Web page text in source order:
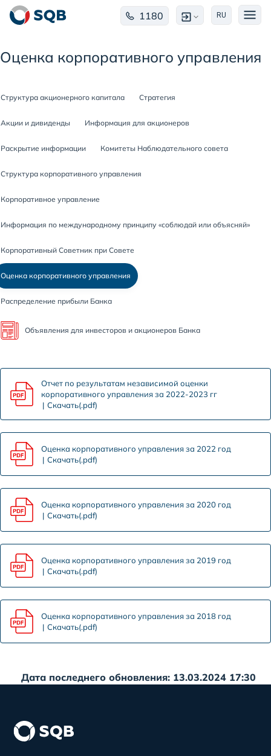
1180 RU
Оценка корпоративного управления
Структура акционерного капитала Стратегия
Акции и дивиденды Информация для акционеров
Раскрытие информации Комитеты Наблюдательного совета
Структура корпоративного управления
Корпоративное управление
Информация по международному принципу «соблюдай или объясняй»
Корпоративный Советник при Совете
Оценка корпоративного управления
Распределение прибыли Банка
Объявления для инвесторов и акционеров Банка
Отчет по результатам независимой оценки
корпоративного управления за 2022-2023 гг
Скачать(.pdf)
Оценка корпоративного управления за 2022 год
Скачать(.pdf)
Оценка корпоративного управления за 2020 год
Скачать(.pdf)
Оценка корпоративного управления за 2019 год
Скачать(.pdf)
Оценка корпоративного управления за 2018 год
Скачать(.pdf)
Дата последнего обновления: 13.03.2024 17:30